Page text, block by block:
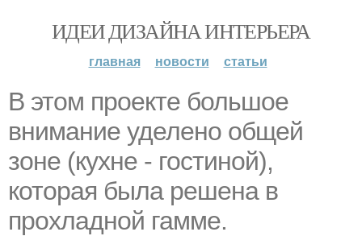
ИДЕИ ДИЗАЙНА ИНТЕРЬЕРА
главная новости статьи
В этом проекте большое
внимание уделено общей
зоне (кухне - гостиной),
которая была решена в
прохладной гамме.